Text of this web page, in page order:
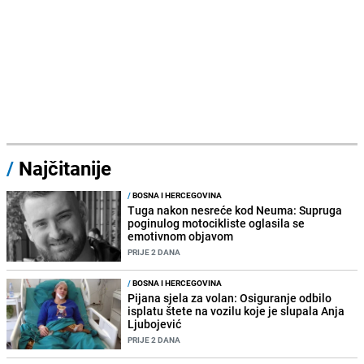
/ Najčitanije
/BOSNA I HERCEGOVINA
Tuga nakon nesreće kod Neuma: Supruga
poginulog motocikliste oglasila se
emotivnom objavom
PRIJE 2 DANA
/BOSNA I HERCEGOVINA
Pijana sjela za volan: Osiguranje odbilo
isplatu štete na vozilu koje je slupala Anja
Ljubojević
PRIJE 2 DANA